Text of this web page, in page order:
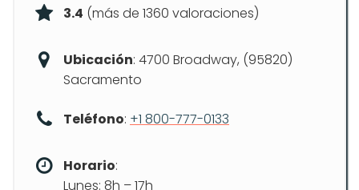
3.4 (más de 1360 valoraciones)
Ubicación: 4700 Broadway, (95820)
Sacramento
Teléfono: +1 800-777-0133
Horario:
Lunes: 8h – 17h